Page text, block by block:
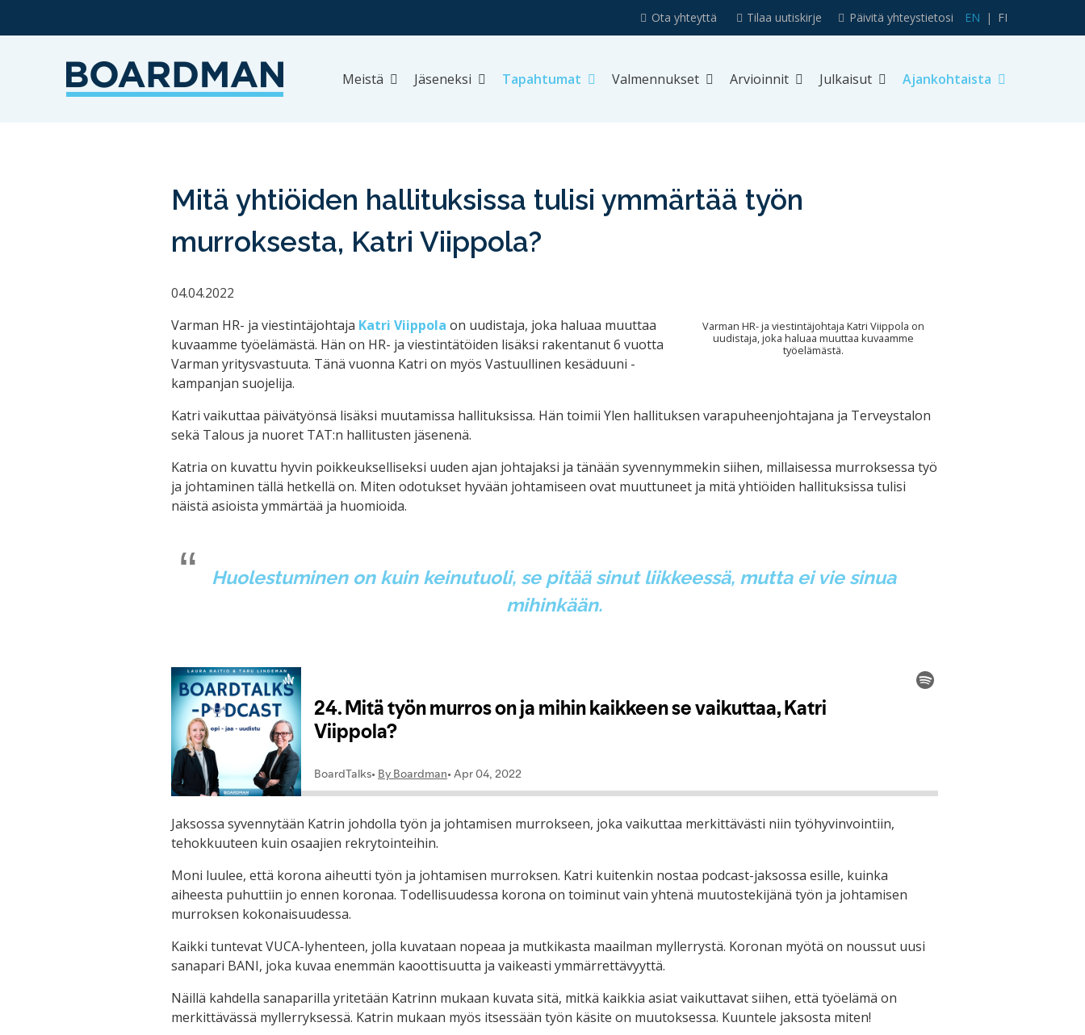
EN FI
Ota yhteyttä Tilaa uutiskirje Päivitä yhteystietosi
Meistä Jäseneksi Tapahtumat Valmennukset Arvioinnit Julkaisut Ajankohtaista
Mitä yhtiöiden hallituksissa tulisi ymmärtää työn
murroksesta, Katri Viippola?
04.04.2022
Varman HR- ja viestintäjohtaja Katri Viippola on
uudistaja, joka haluaa muuttaa kuvaamme
työelämästä.
Varman HR- ja viestintäjohtaja Katri Viippola on uudistaja, joka haluaa muuttaa
kuvaamme työelämästä. Hän on HR- ja viestintätöiden lisäksi rakentanut 6 vuotta
Varman yritysvastuuta. Tänä vuonna Katri on myös Vastuullinen kesäduuni -
kampanjan suojelija.
Katri vaikuttaa päivätyönsä lisäksi muutamissa hallituksissa. Hän toimii Ylen hallituksen varapuheenjohtajana ja Terveystalon
sekä Talous ja nuoret TAT:n hallitusten jäsenenä.
Katria on kuvattu hyvin poikkeukselliseksi uuden ajan johtajaksi ja tänään syvennymmekin siihen, millaisessa murroksessa työ
ja johtaminen tällä hetkellä on. Miten odotukset hyvään johtamiseen ovat muuttuneet ja mitä yhtiöiden hallituksissa tulisi
näistä asioista ymmärtää ja huomioida.
Huolestuminen on kuin keinutuoli, se pitää sinut liikkeessä, mutta ei vie sinua
mihinkään.
Jaksossa syvennytään Katrin johdolla työn ja johtamisen murrokseen, joka vaikuttaa merkittävästi niin työhyvinvointiin,
tehokkuuteen kuin osaajien rekrytointeihin.
Moni luulee, että korona aiheutti työn ja johtamisen murroksen. Katri kuitenkin nostaa podcast-jaksossa esille, kuinka
aiheesta puhuttiin jo ennen koronaa. Todellisuudessa korona on toiminut vain yhtenä muutostekijänä työn ja johtamisen
murroksen kokonaisuudessa.
Kaikki tuntevat VUCA-lyhenteen, jolla kuvataan nopeaa ja mutkikasta maailman myllerrystä. Koronan myötä on noussut uusi
sanapari BANI, joka kuvaa enemmän kaoottisuutta ja vaikeasti ymmärrettävyyttä.
Näillä kahdella sanaparilla yritetään Katrinn mukaan kuvata sitä, mitkä kaikkia asiat vaikuttavat siihen, että työelämä on
merkittävässä myllerryksessä. Katrin mukaan myös itsessään työn käsite on muutoksessa. Kuuntele jaksosta miten!